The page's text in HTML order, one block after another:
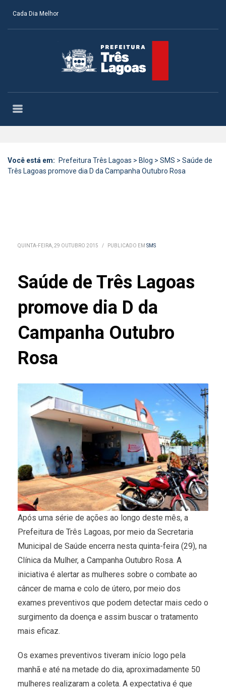
Cada Dia Melhor
Você está em: Prefeitura Três Lagoas > Blog > SMS > Saúde de
Três Lagoas promove dia D da Campanha Outubro Rosa
QUINTA-FEIRA, 29 OUTUBRO 2015 / PUBLICADO EM SMS
Saúde de Três Lagoas
promove dia D da
Campanha Outubro
Rosa
Após uma série de ações ao longo deste mês, a
Prefeitura de Três Lagoas, por meio da Secretaria
Municipal de Saúde encerra nesta quinta-feira (29), na
Clínica da Mulher, a Campanha Outubro Rosa. A
iniciativa é alertar as mulheres sobre o combate ao
câncer de mama e colo de útero, por meio dos
exames preventivos que podem detectar mais cedo o
surgimento da doença e assim buscar o tratamento
mais eficaz.
Os exames preventivos tiveram início logo pela
manhã e até na metade do dia, aproximadamente 50
mulheres realizaram a coleta. A expectativa é que